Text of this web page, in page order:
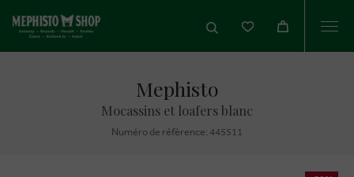
Mephisto
Mocassins et loafers blanc
Numéro de réfèrence: 445511